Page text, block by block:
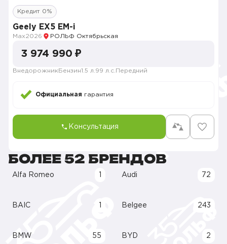
Кредит 0%
Geely EX5 EM-i
Max2026 РОЛЬФ Октябрьская
3 974 990 ₽
Внедорожник Бензин1.5 л. 99 л.с. Передний
Официальная гарантия
Консультация
БОЛЕЕ 52 БРЕНДОВ
Alfa Romeo Audi 72
BAIC Belgee 243
BMW 55 BYD 2